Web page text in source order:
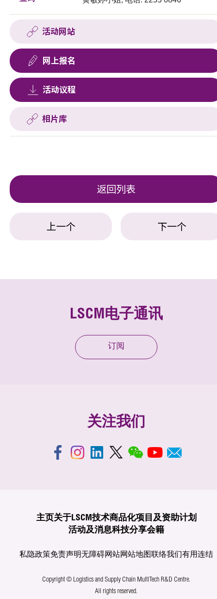
活动网站
网上报名
活动议程
相片库
返回列表
上一个 下一个
LSCM电子通讯
订阅
关注我们
主页关于LSCM技术商品化项目及资助计划
活动及消息科技分享会籍
私隐政策免责声明无障碍网站网站地图联络我们有用连结
Copyright © Logistics and Supply Chain MultiTech R&D Centre.
All rights reserved.